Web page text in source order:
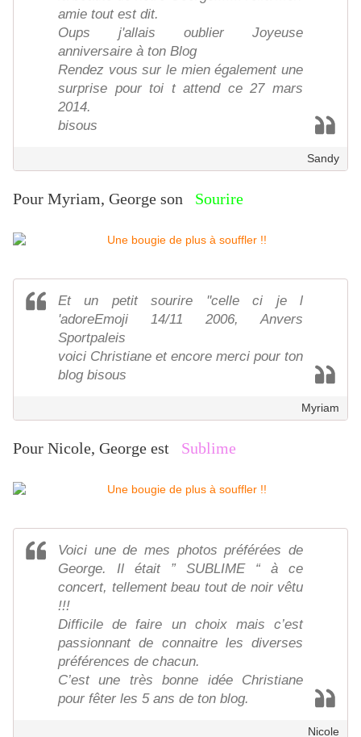
amie tout est dit.
Oups j'allais oublier Joyeuse
anniversaire à ton Blog
Rendez vous sur le mien également une
surprise pour toi t attend ce 27 mars
2014.
bisous
Sandy
Pour Myriam, George son Sourire
Et un petit sourire ''celle ci je l
'adoreEmoji 14/11 2006, Anvers
Sportpaleis
voici Christiane et encore merci pour ton
blog bisous
Myriam
Pour Nicole, George est Sublime
Voici une de mes photos préférées de
George. Il était ” SUBLIME “ à ce
concert, tellement beau tout de noir vêtu
!!!
Difficile de faire un choix mais c’est
passionnant de connaitre les diverses
préférences de chacun.
C’est une très bonne idée Christiane
pour fêter les 5 ans de ton blog.
Nicole